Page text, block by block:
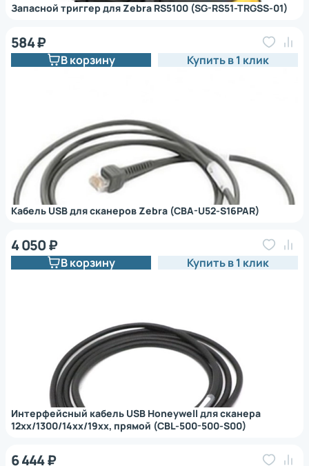
Запасной триггер для Zebra RS5100 (SG-RS51-TRGSS-01)
Кабель USB для сканеров Zebra (CBA-U52-S16PAR)
584 ₽
В корзину Купить в 1 клик
Интерфейсный кабель USB Honeywell для сканера
12xx/1300/14xx/19xx, прямой (CBL-500-500-S00)
4 050 ₽
В корзину Купить в 1 клик
6 444 ₽